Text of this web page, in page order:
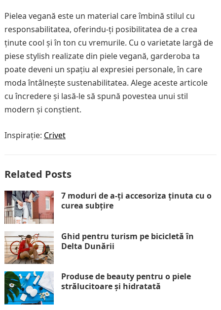
Pielea vegană este un material care îmbină stilul cu
responsabilitatea, oferindu-ți posibilitatea de a crea
ținute cool și în ton cu vremurile. Cu o varietate largă de
piese stylish realizate din piele vegană, garderoba ta
poate deveni un spațiu al expresiei personale, în care
moda întâlnește sustenabilitatea. Alege aceste articole
cu încredere și lasă-le să spună povestea unui stil
modern și conștient.
Inspirație: Crivet
Related Posts
7 moduri de a-ți accesoriza ținuta cu o
curea subțire
Ghid pentru turism pe bicicletă în
Delta Dunării
Produse de beauty pentru o piele
strălucitoare și hidratată